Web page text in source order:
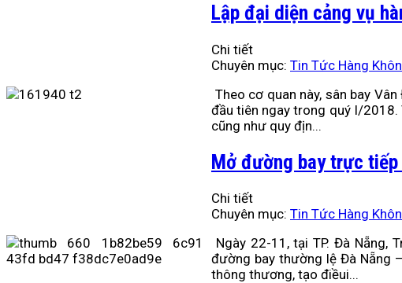
Lập đại diện cảng vụ
Chi tiết
Chuyên mục: Tin Tức Hàng
Theo cơ quan này, sân bay
đầu tiên ngay trong quý I/2018.
cũng như quy địn...
Mở đường bay trực tiếp
Chi tiết
Chuyên mục: Tin Tức Hàng
Ngày 22-11, tại TP. Đà Nẵng,
đường bay thường lệ Đà Nẵng
thông thương, tạo điềui...